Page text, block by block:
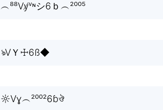
︵⁸⁸Vy̸ᵛᶰシ6ｂ︵²⁰⁰⁵
ঌVＹ☩6ß◆
☼Vɣ︵²⁰⁰²6ɓঔ